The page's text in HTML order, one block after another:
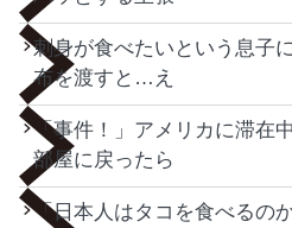
刺身が食べたいという息子
布を渡すと…え
「事件！」アメリカに滞在
部屋に戻ったら
「日本人はタコを食べるの